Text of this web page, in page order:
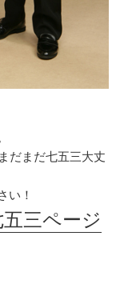
だまだ七五三大丈
い！
三ページ